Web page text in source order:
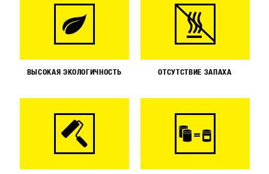
ВЫСОКАЯ ЭКОЛОГИЧНОСТЬ ОТСУТСТВИЕ ЗАПАХА